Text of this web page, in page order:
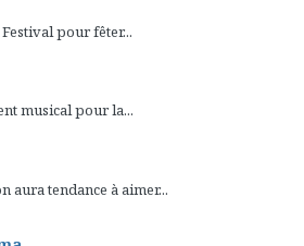
pour fêter...
musical pour la...
aura tendance à aimer...